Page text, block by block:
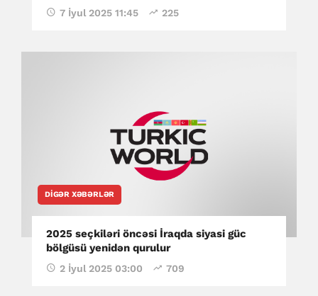
7 İyul 2025 11:45 225
DIGƏR XƏBƏRLƏR
2025 seçkiləri öncəsi İraqda siyasi güc
bölgüsü yenidən qurulur
2 İyul 2025 03:00 709